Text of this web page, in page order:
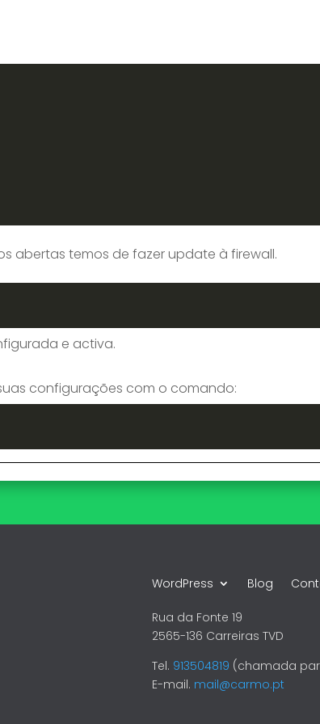
abertas temos de fazer update à firewall.
e activa.
configurações com o comando:
WordPress Blog
Rua da Fonte 19
2565-136 Carreiras TVD
Tel. 913504819 (chamada
E-mail. mail@carmo.pt